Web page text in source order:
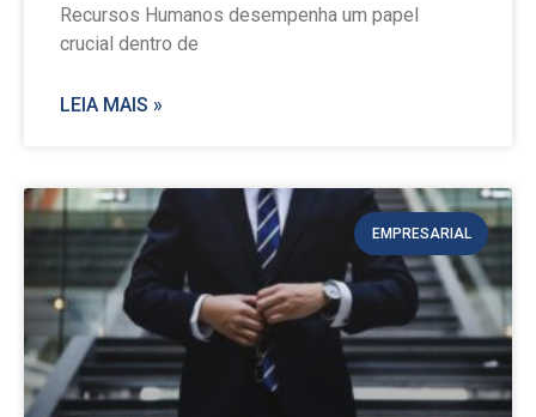
Recursos Humanos desempenha um papel
crucial dentro de
LEIA MAIS »
EMPRESARIAL